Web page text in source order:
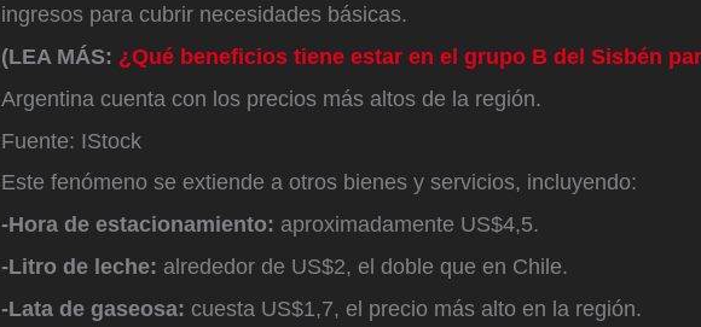
ingresos para cubrir necesidades básicas.
(LEA MÁS: ¿Qué beneficios tiene estar en el grupo B del Sisbén
Argentina cuenta con los precios más altos de la región.
Fuente: IStock
Este fenómeno se extiende a otros bienes y servicios, incluyendo:
-Hora de estacionamiento: aproximadamente US$4,5.
-Litro de leche: alrededor de US$2, el doble que en Chile.
-Lata de gaseosa: cuesta US$1,7, el precio más alto en la región.